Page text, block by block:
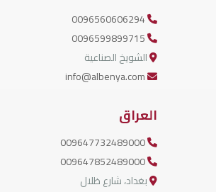
الشويخ الصناعية
العراق
بغداد، شارع ظلال